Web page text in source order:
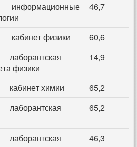
46,7
физики
60,6
физики
14,9
химии
65,2
65,2
46,3